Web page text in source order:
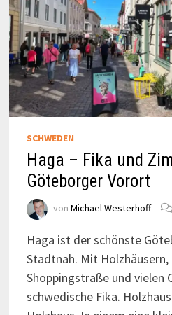
SCHWEDEN
Haga – Fika und
Göteborger Vorort
von Michael Westerhoff
Haga ist der schönste
Stadtnah. Mit
Shoppingstraße und vielen
schwedische Fika.